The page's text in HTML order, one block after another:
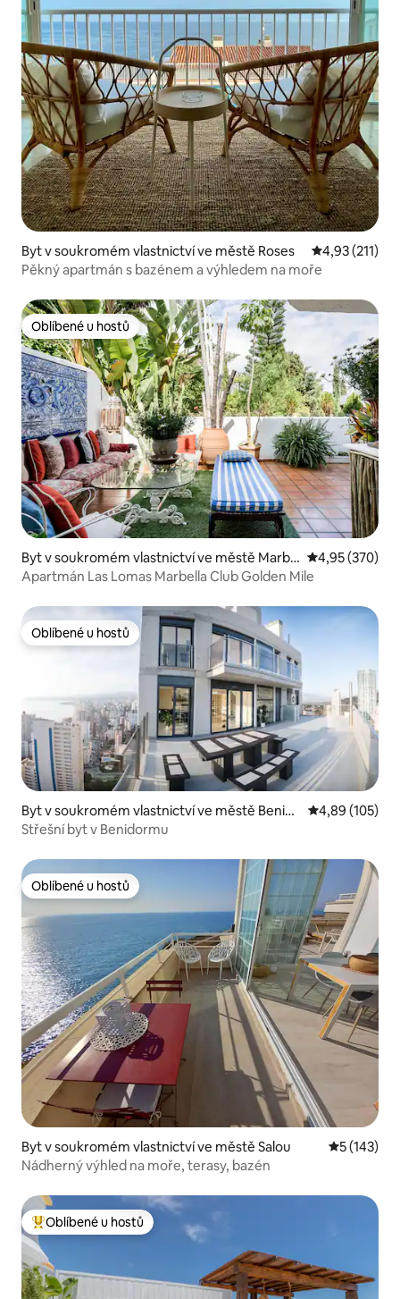
Byt v soukromém vlastnictví ve městě Roses Průměrné
4,93 (211)
Pěkný apartmán s bazénem a výhledem na moře
Oblíbené u hostů
Oblíbené u hostů
Byt v soukromém vlastnictví ve městě Marbe
lla
Průměrné
4,95 (370)
Apartmán Las Lomas Marbella Club Golden Mile
Oblíbené u hostů
Oblíbené u hostů
Byt v soukromém vlastnictví ve městě Benido
rm
Průměrné
4,89 (105)
Střešní byt v Benidormu
Oblíbené u hostů
Oblíbené u hostů
Byt v soukromém vlastnictví ve městě Salou Průměrné
5 (143)
Nádherný výhled na moře, terasy, bazén
Nejlepší v kategorii Oblíbené u hostů
Oblíbené u hostů